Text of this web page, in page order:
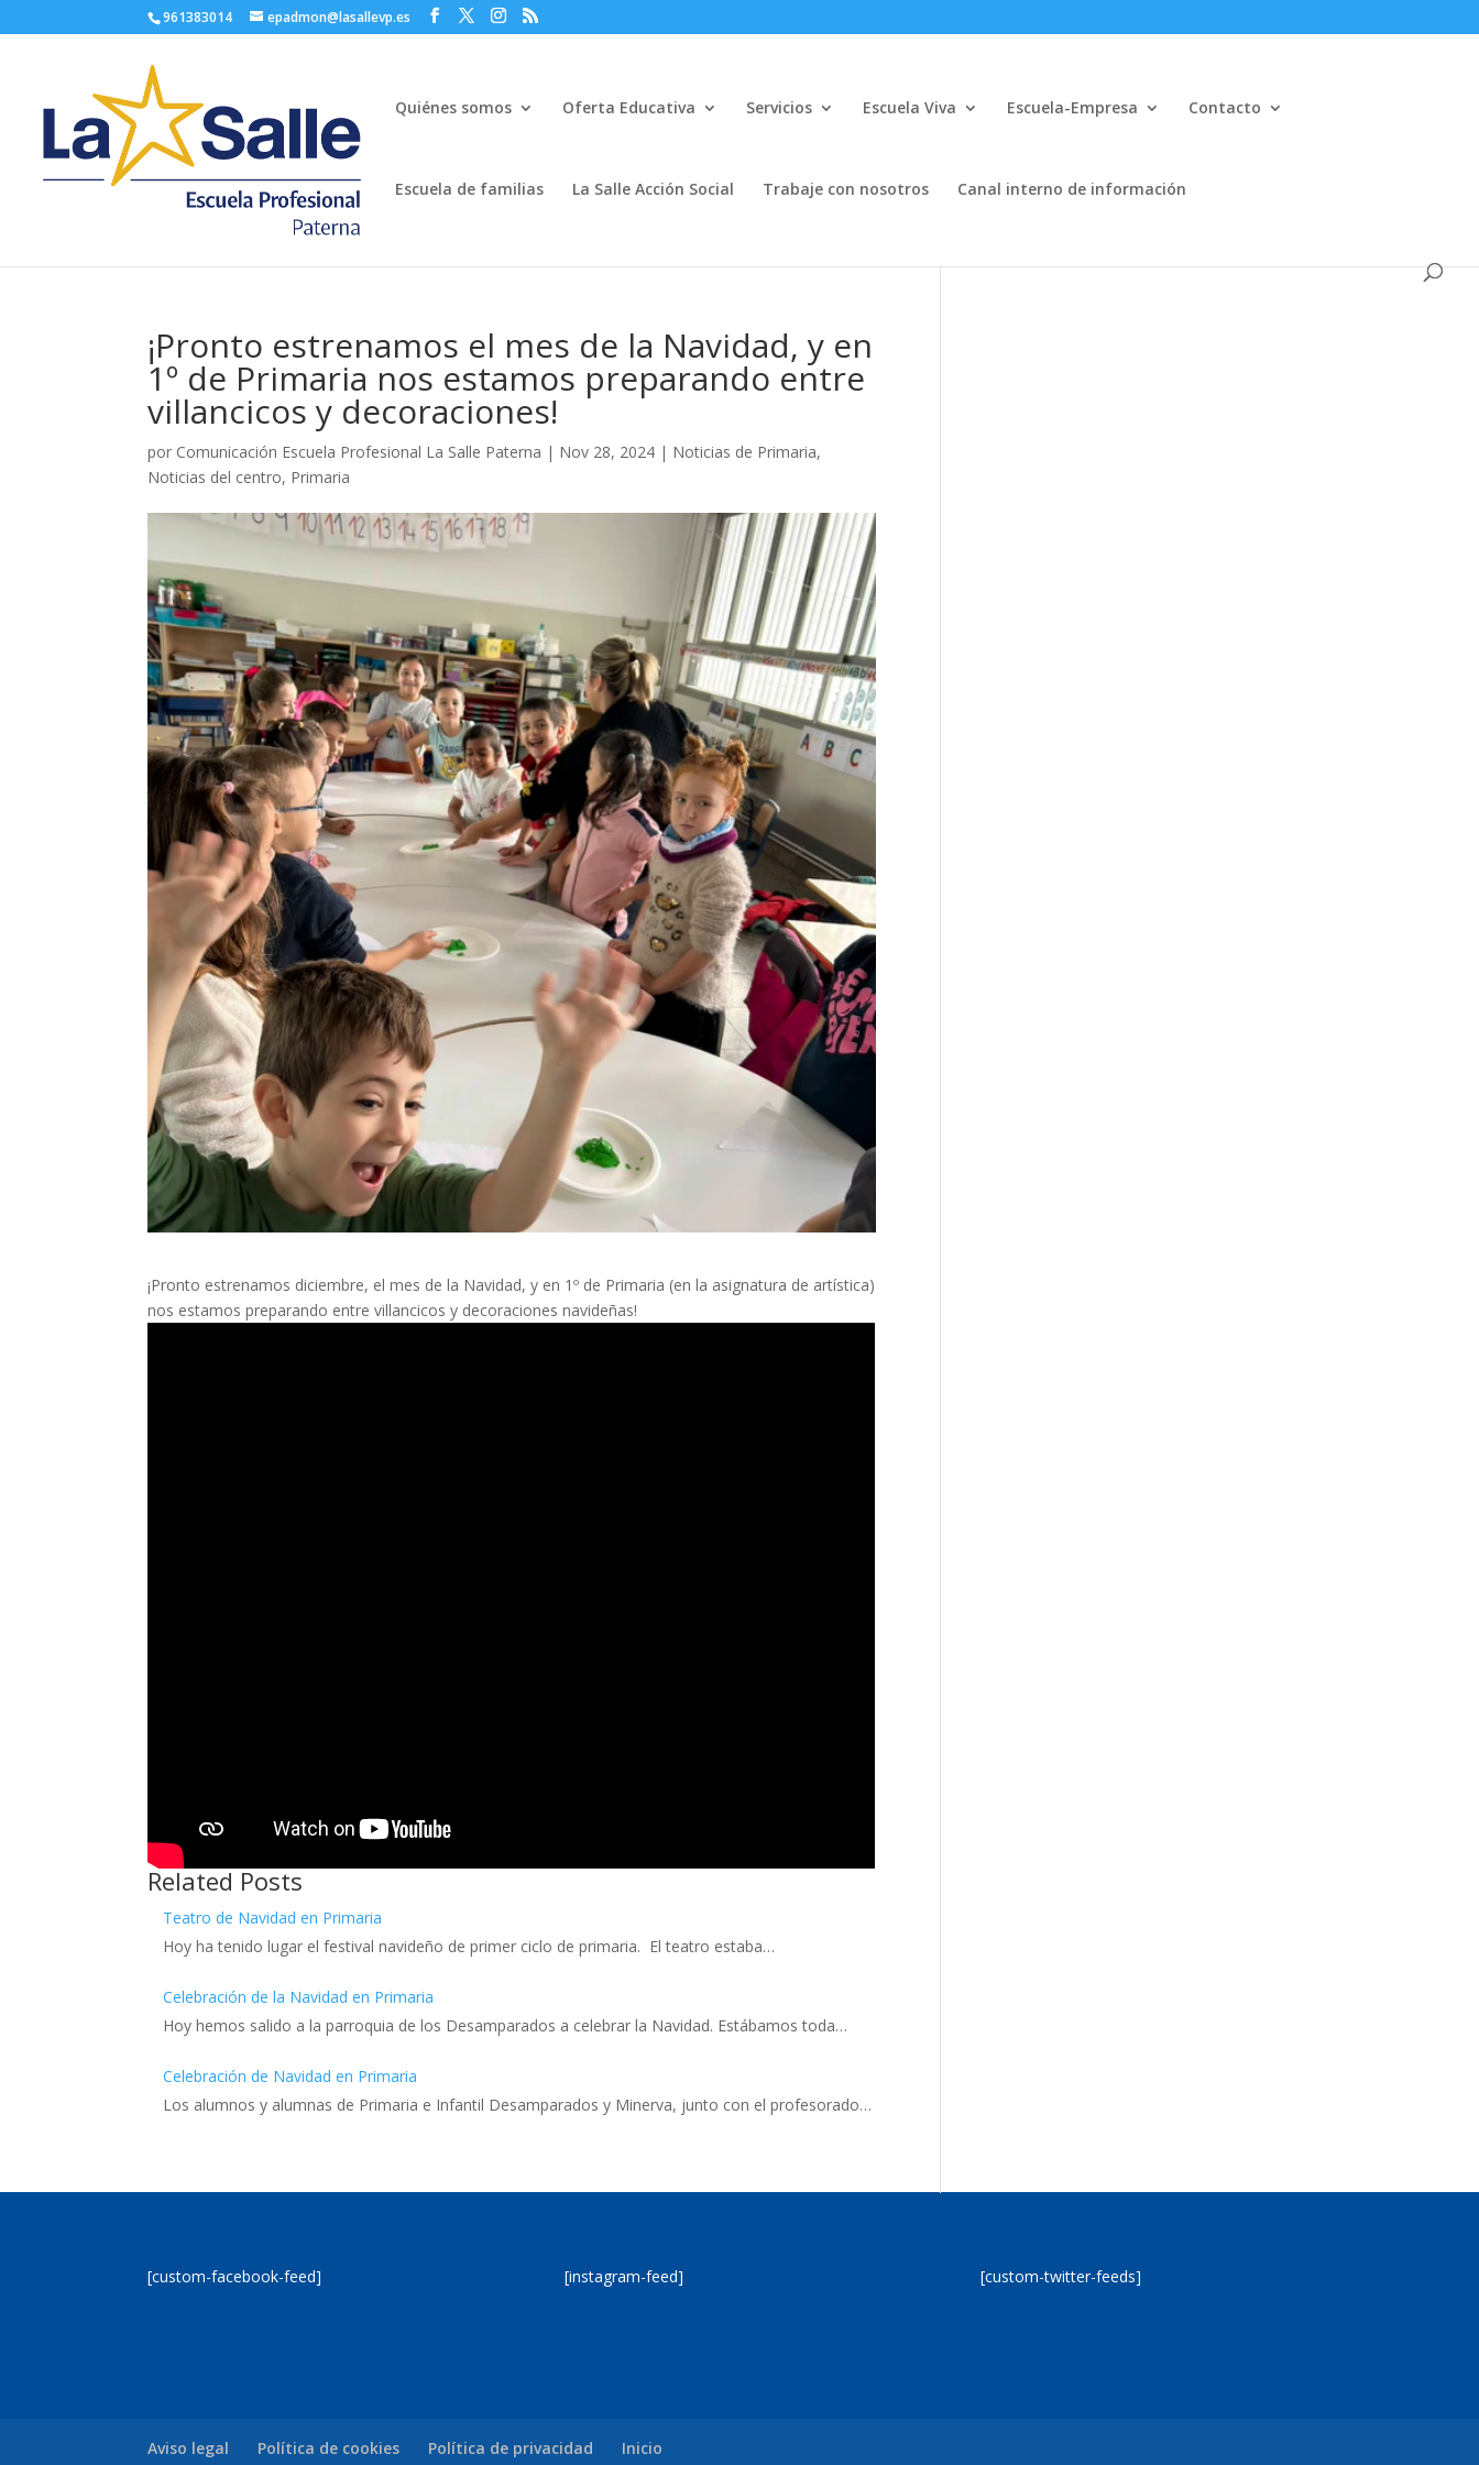
961383014 epadmon@lasallevp.es
Quiénes somos Oferta Educativa Servicios Escuela Viva Escuela-Empresa Contacto
Escuela de familias La Salle Acción Social Trabaje con nosotros Canal interno de información
¡Pronto estrenamos el mes de la Navidad, y en
1º de Primaria nos estamos preparando entre
villancicos y decoraciones!
por Comunicación Escuela Profesional La Salle Paterna | Nov 28, 2024 | Noticias de Primaria,
Noticias del centro, Primaria
¡Pronto estrenamos diciembre, el mes de la Navidad, y en 1º de Primaria (en la asignatura de artística)
nos estamos preparando entre villancicos y decoraciones navideñas!
Related Posts
Teatro de Navidad en Primaria
Hoy ha tenido lugar el festival navideño de primer ciclo de primaria. El teatro estaba…
Celebración de la Navidad en Primaria
Hoy hemos salido a la parroquia de los Desamparados a celebrar la Navidad. Estábamos toda…
Celebración de Navidad en Primaria
Los alumnos y alumnas de Primaria e Infantil Desamparados y Minerva, junto con el profesorado…
[custom-facebook-feed] [instagram-feed] [custom-twitter-feeds]
Aviso legal Política de cookies Política de privacidad Inicio